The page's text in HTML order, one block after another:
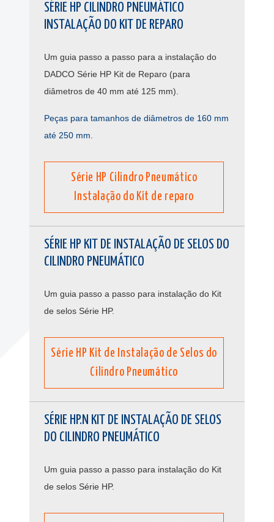
SÉRIE HP CILINDRO PNEUMÁTICO
INSTALAÇÃO DO KIT DE REPARO
Um guia passo a passo para a instalação do
DADCO Série HP Kit de Reparo (para
diâmetros de 40 mm até 125 mm).
Peças para tamanhos de diâmetros de 160 mm
até 250 mm.
Série HP Cilindro Pneumático
Instalação do Kit de reparo
SÉRIE HP KIT DE INSTALAÇÃO DE SELOS DO
CILINDRO PNEUMÁTICO
Um guia passo a passo para instalação do Kit
de selos Série HP.
Série HP Kit de Instalação de Selos do
Cilindro Pneumático
SÉRIE HP.N KIT DE INSTALAÇÃO DE SELOS
DO CILINDRO PNEUMÁTICO
Um guia passo a passo para instalação do Kit
de selos Série HP.